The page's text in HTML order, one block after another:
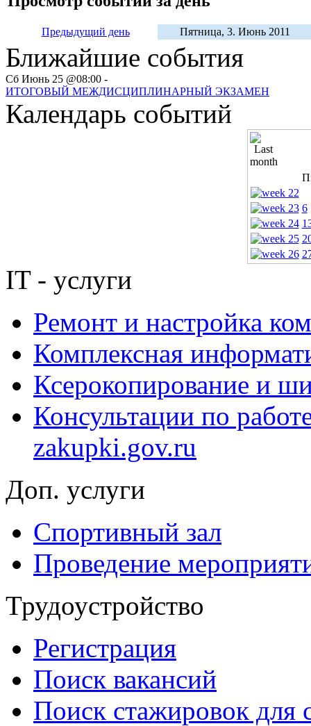
Предыдущий день Пятница, 3. Июнь 2011
Ближайшие события
Сб Июнь 25 @08:00 -
ИТОГОВЫЙ МЕЖДИСЦИПЛИНАРНЫЙ ЭКЗАМЕН
Календарь событий
6
IT - услуги
Ремонт и настройка
Комплексная
Ксерокопирование и
Консультации по
zakupki.gov.ru
Доп. услуги
Спортивный зал
Проведение
Трудоустройство
Регистрация
Поиск вакансий
Поиск стажировок для